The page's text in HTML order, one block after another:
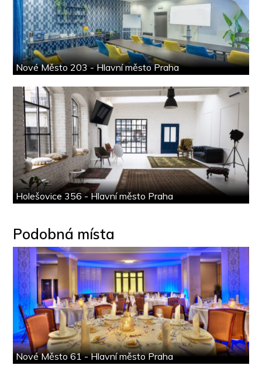
Nové Město 203 - Hlavní město Praha
Holešovice 356 - Hlavní město Praha
Podobná místa
Nové Město 61 - Hlavní město Praha